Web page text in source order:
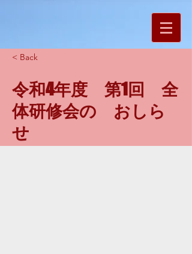
< Back
令和4年度 第1回 全
体研修会の おしら
せ